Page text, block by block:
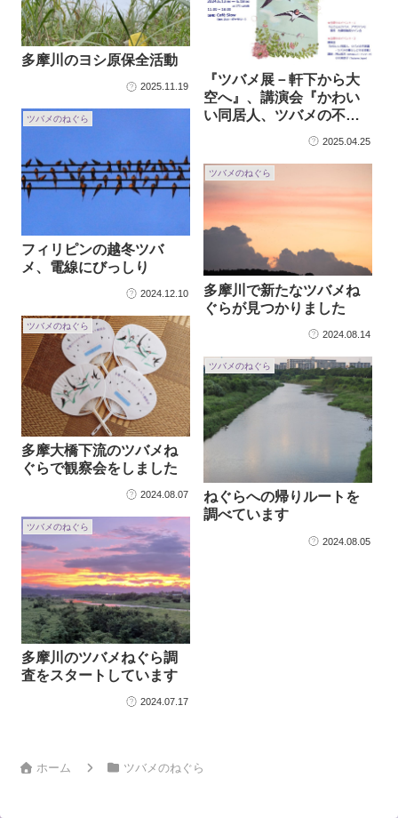
多摩川のヨシ原保全活動
2025.11.19
『ツバメ展－軒下から大
空へ』、講演会『かわい
い同居人、ツバメの不思
議－ツバメの暮らしと守
る活動』のご案内
2025.04.25
ツバメのねぐら
フィリピンの越冬ツバ
メ、電線にびっしり
2024.12.10
ツバメのねぐら
多摩川で新たなツバメね
ぐらが見つかりました
2024.08.14
ツバメのねぐら
多摩大橋下流のツバメね
ぐらで観察会をしました
2024.08.07
ツバメのねぐら
ねぐらへの帰りルートを
調べています
2024.08.05
ツバメのねぐら
多摩川のツバメねぐら調
査をスタートしています
2024.07.17
ホーム ツバメのねぐら